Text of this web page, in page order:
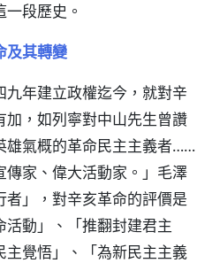
段歷史。
及其轉變
年建立政權迄今，就對辛
，如列寧對中山先生曾讚
雄氣概的革命民主主義者……
家、偉大活動家。」毛澤
」，對辛亥革命的評價是
活動」、「推翻封建君主
覺悟」、「為新民主主義